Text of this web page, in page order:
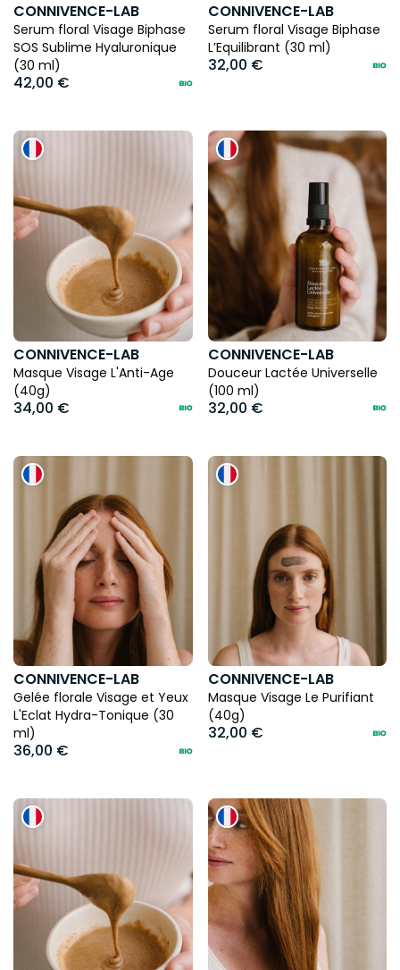
CONNIVENCE-LAB
Serum floral Visage Biphase
SOS Sublime Hyaluronique
(30 ml)
42,00 €
CONNIVENCE-LAB
Serum floral Visage Biphase
L’Equilibrant (30 ml)
32,00 €
CONNIVENCE-LAB
Masque Visage L'Anti-Age
(40g)
34,00 €
CONNIVENCE-LAB
Douceur Lactée Universelle
(100 ml)
32,00 €
CONNIVENCE-LAB
Gelée florale Visage et Yeux
L'Eclat Hydra-Tonique (30
ml)
36,00 €
CONNIVENCE-LAB
Masque Visage Le Purifiant
(40g)
32,00 €